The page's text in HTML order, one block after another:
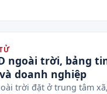
ngoài trời, bảng
doanh nghiệp
trời đặt ở trung tâm